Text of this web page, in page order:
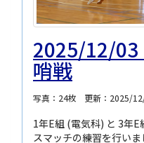
2025/12/03
哨戦
写真：24枚 更新：2025/
1年E組 (電気科) と 3年
スマッチの練習を行いま